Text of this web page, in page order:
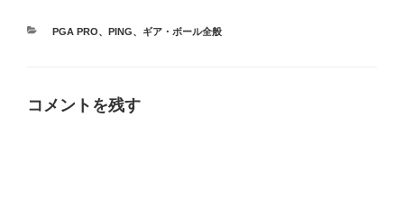
カ
PGA PRO、 PING、 ギア・ボール全般
コメントを残す